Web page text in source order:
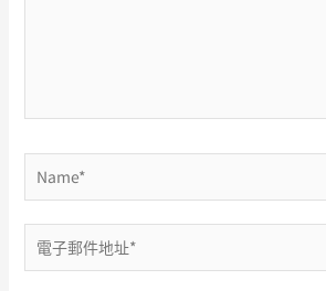
Name*
電
子